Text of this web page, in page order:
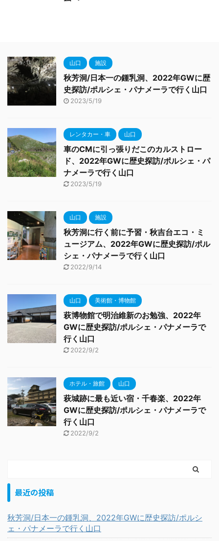
山口 施設
秋芳洞/日本一の鍾乳洞、2022年GWに歴
史探訪/ポルシェ・パナメーラで行く山口
2023/5/19
レンタカー・車 山口
車のCMに引っ張りだこのカルストロー
ド、2022年GWに歴史探訪/ポルシェ・パ
ナメーラで行く山口
2023/5/19
山口 施設
秋芳洞に行く前に予習・秋吉台エコ・ミ
ュージアム、2022年GWに歴史探訪/ポル
シェ・パナメーラで行く山口
2022/9/14
山口 美術館・博物館
萩博物館で明治維新のお勉強、2022年
GWに歴史探訪/ポルシェ・パナメーラで
行く山口
2022/9/2
ホテル・旅館 山口
萩城跡に最も近い宿・千春楽、2022年
GWに歴史探訪/ポルシェ・パナメーラで
行く山口
2022/9/2
最近の投稿
秋芳洞/日本一の鍾乳洞、2022年GWに歴史探訪/ポルシ
ェ・パナメーラで行く山口